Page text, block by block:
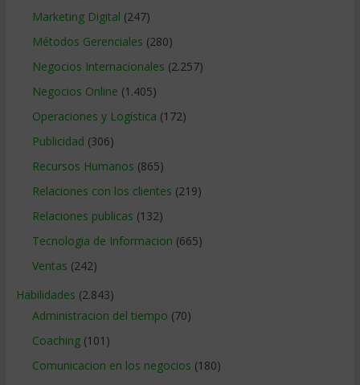
Marketing Digital (247)
Métodos Gerenciales (280)
Negocios Internacionales (2.257)
Negocios Online (1.405)
Operaciones y Logística (172)
Publicidad (306)
Recursos Humanos (865)
Relaciones con los clientes (219)
Relaciones publicas (132)
Tecnologia de Informacion (665)
Ventas (242)
Habilidades (2.843)
Administracion del tiempo (70)
Coaching(101)
Comunicacion en los negocios (180)